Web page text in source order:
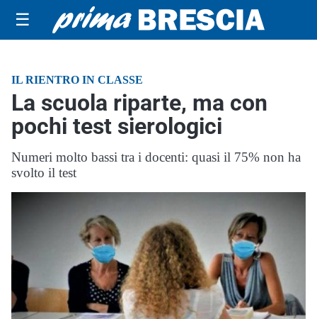
☰
IL RIENTRO IN CLASSE
La scuola riparte, ma con
pochi test sierologici
Numeri molto bassi tra i docenti: quasi il 75% non ha
svolto il test